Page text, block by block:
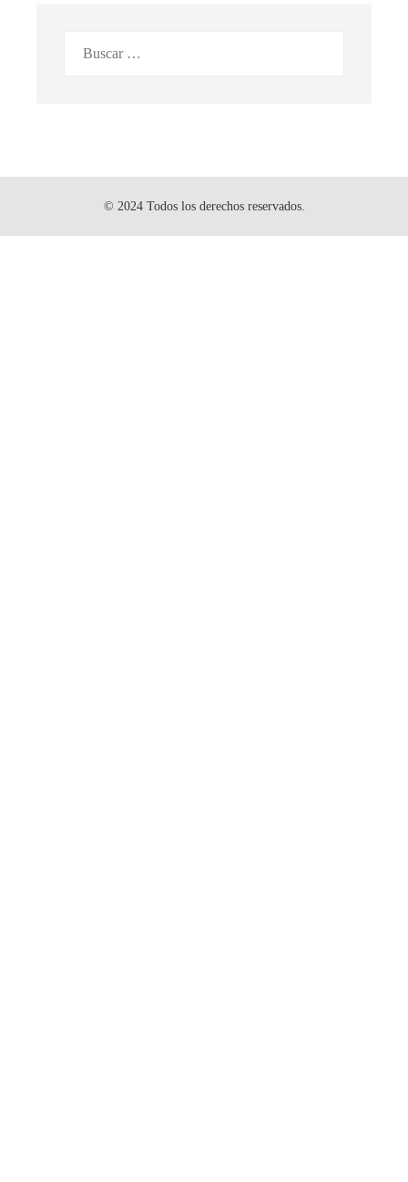
© 2024 Todos los derechos reservados.